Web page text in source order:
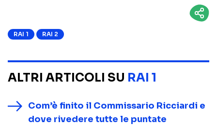
RAI 1 RAI 2
ALTRI ARTICOLI SU RAI 1
Com’è finito il Commissario Ricciardi e
dove rivedere tutte le puntate